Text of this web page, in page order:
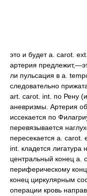
это и будет a. carot.
артерия
ли пульсация в a.
следовательно
art. carot. int. по Рену
аневризмы. Артерия
иссекается по
перевязывается
пересекается a. carot.
int. кладется
центральный конец a.
периферическому
конец циркулярным
операции кровь